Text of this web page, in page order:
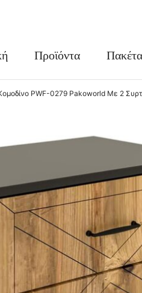
Προϊόντα Πακέτα
PWF-0279 Pakoworld Με 2